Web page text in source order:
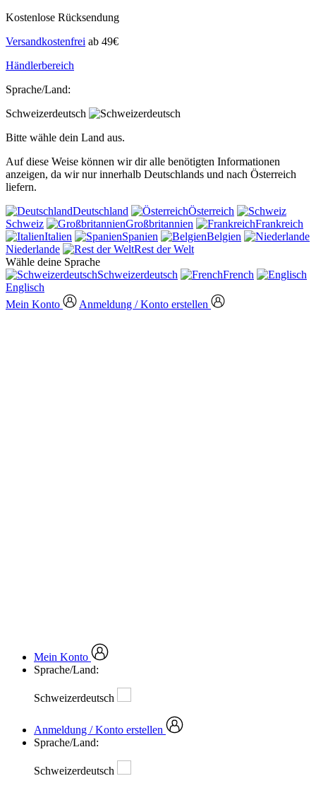
Kostenlose Rücksendung
Versandkostenfrei ab 49€
Händlerbereich
Sprache/Land:
Schweizerdeutsch
Bitte wähle dein Land aus.
Auf diese Weise können wir dir alle benötigten Informationen
anzeigen, da wir nur innerhalb Deutschlands und nach Österreich
liefern.
Deutschland
Österreich
Schweiz
Großbritannien
Frankreich
Italien
Spanien
Belgien
Niederlande
Rest der Welt
Wähle deine Sprache
Schweizerdeutsch
French
Englisch
Mein Konto
Anmeldung / Konto erstellen
Mein Konto
Sprache/Land:
Schweizerdeutsch
Anmeldung / Konto erstellen
Sprache/Land:
Schweizerdeutsch